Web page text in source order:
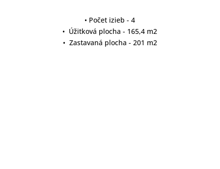
• Počet izieb - 4
• Úžitková plocha - 165,4 m2
• Zastavaná plocha - 201 m2